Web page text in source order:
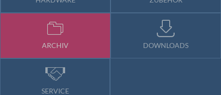
ARCHIV DOWNLOADS
SERVICE